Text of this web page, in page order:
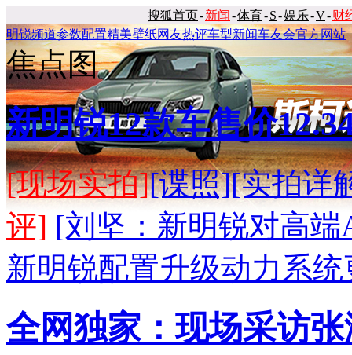
搜狐首页-新闻 -体育-S-娱乐-V-财
明锐频道参数配置精美壁纸网友热评车型新闻车友会官方网站
焦点图
新明锐12款车售价
[现场实拍][谍照][实拍详
评] [刘坚：新明锐对高
新明锐配置升级动力系
全网独家：现场采访